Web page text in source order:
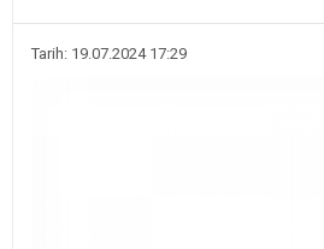
Tarih: 19.07.2024 17:29